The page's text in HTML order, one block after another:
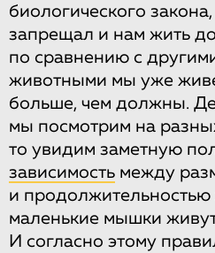
биологического
запрещал и нам жить
по сравнению с
животными мы уже
больше, чем должны.
мы посмотрим на
то увидим заметную
зависимость между
и
маленькие мышки
И согласно этому